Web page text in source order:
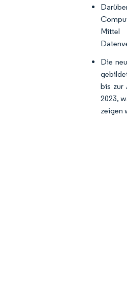
Mittel
Die
bis zur
2023,
zeigen